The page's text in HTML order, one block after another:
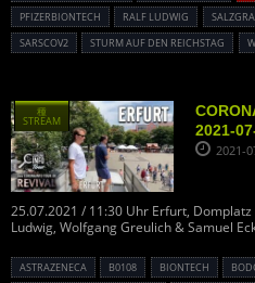
PFIZERBIONTECH
RALF LUDWIG
SARSCOV2
STURM AUF DEN REICHSTAG
2021-
2021-
25.07.2021 / 11:30 Uhr Erfurt,
Ludwig, Wolfgang Greulich & Samuel
ASTRAZENECA B0108 BIONTECH
種
STREAM